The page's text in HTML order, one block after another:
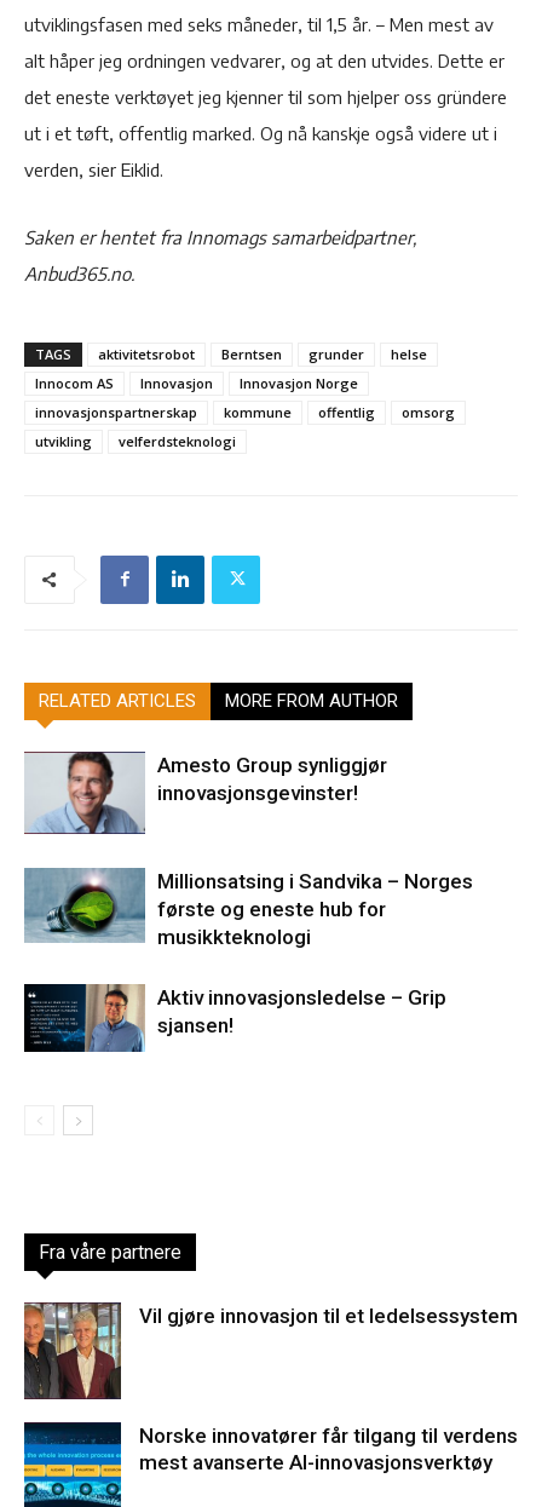
utviklingsfasen med seks måneder, til 1,5 år. – Men mest av
alt håper jeg ordningen vedvarer, og at den utvides. Dette er
det eneste verktøyet jeg kjenner til som hjelper oss gründere
ut i et tøft, offentlig marked. Og nå kanskje også videre ut i
verden, sier Eiklid.
Saken er hentet fra Innomags samarbeidpartner,
Anbud365.no.
TAGS aktivitetsrobot Berntsen grunder
helse
Innocom AS
Innovasjon
Innovasjon Norge
innovasjonspartnerskap
kommune offentlig
omsorg
utvikling
velferdsteknologi
RELATED ARTICLES MORE FROM AUTHOR
Amesto Group synliggjør
innovasjonsgevinster!
Millionsatsing i Sandvika – Norges
første og eneste hub for
musikkteknologi
Aktiv innovasjonsledelse – Grip
sjansen!
Fra våre partnere
Vil gjøre innovasjon til et ledelsessystem
Norske innovatører får tilgang til verdens
mest avanserte AI-innovasjonsverktøy